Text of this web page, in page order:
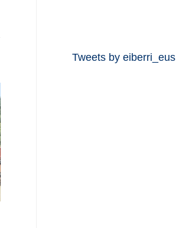
Tweets by eiberri_eus